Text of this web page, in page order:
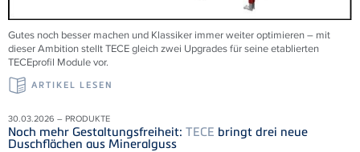
Gutes noch besser machen und Klassiker immer weiter optimieren – mit
dieser Ambition stellt TECE gleich zwei Upgrades für seine etablierten
TECEprofil Module vor.
ARTIKEL LESEN
30.03.2026 – PRODUKTE
Noch mehr Gestaltungsfreiheit: TECE bringt drei neue
Duschflächen aus Mineralguss